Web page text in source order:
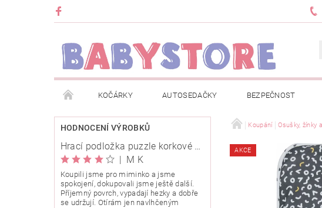
KOČÁRKY AUTOSEDAČKY BEZPEČNOST
METRÁŽ ZNAČKY ROZBALENO NEBO Z VÝSTAVY
OBCHODNÍ PODMÍNKY INFORMACE O EVIDENCI TRŽEB EET
O NÁS KARIERA KLUB BABYSTORE
HODNOCENÍ VÝROBKŮ
Hrací podložka puzzle korkové 120x120cm
| M K
Koupili jsme pro miminko a jsme
spokojení, dokupovali jsme ještě další.
Příjemný povrch, vypadají hezky a dobře
se udržují. Otírám jen navlhčeným
Koupání Osušky, žínky
AKCE